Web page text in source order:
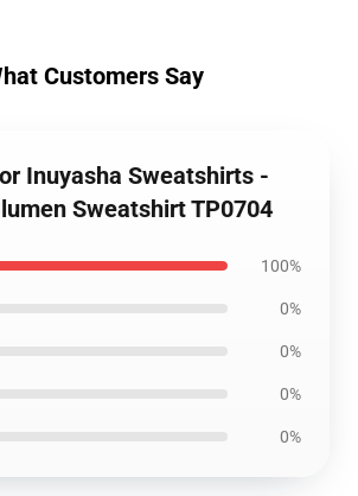
Customers Say
Inuyasha Sweatshirts -
Sweatshirt TP0704
100%
0%
0%
0%
0%